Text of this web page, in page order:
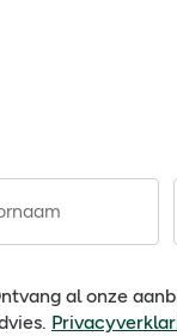
al onze